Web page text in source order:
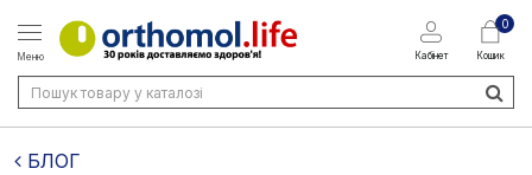
Меню Кабінет
0
Кошик
БЛОГ